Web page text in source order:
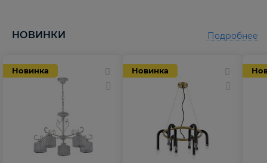
НОВИНКИ
Новинка Новинка
Подробнее